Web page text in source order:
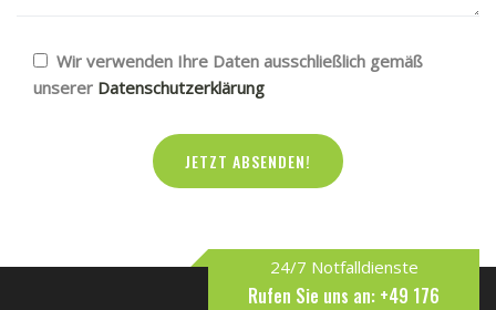
Wir verwenden Ihre Daten ausschließlich gemäß
unserer Datenschutz­erklärung
24/7 Notfalldienste
Rufen Sie uns an: +49 176